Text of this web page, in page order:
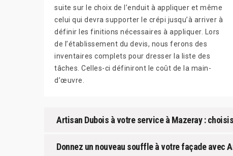
suite sur le choix de l’enduit à appliquer et même
celui qui devra supporter le crépi jusqu’à arriver à
définir les finitions nécessaires à appliquer. Lors
de l’établissement du devis, nous ferons des
inventaires complets pour dresser la liste des
tâches. Celles-ci définiront le coût de la main-
d’œuvre.
Artisan Dubois à votre service à Mazeray :
Donnez un nouveau souffle à votre façade avec